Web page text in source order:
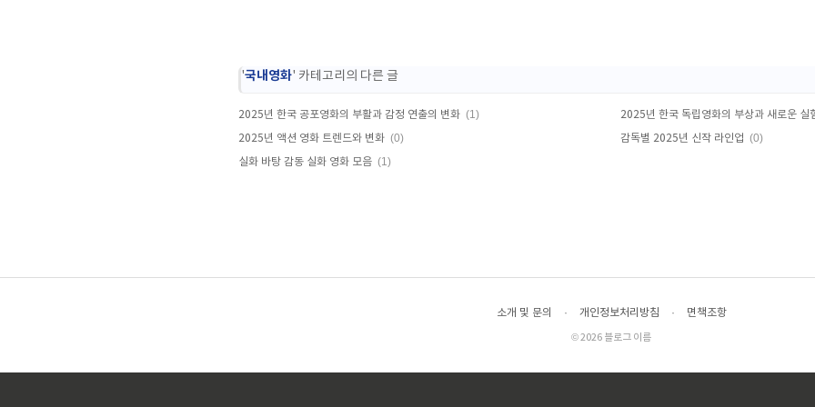
'국내영화' 카테고리의 다른 글
2025년 한국 공포영화의 부활과 감정 연출의 변화 (1) 2025년 한국 독립영화의 부상과 새로운 실
2025년 액션 영화 트렌드와 변화 (0) 감독별 2025년 신작 라인업 (0)
실화 바탕 감동 실화 영화 모음 (1)
소개 및 문의 · 개인정보처리방침 · 면책조항
© 2026 블로그 이름